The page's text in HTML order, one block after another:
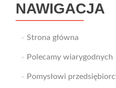
NAWIGACJA
Strona główna
Polecamy wiarygodnych
Pomysłowi